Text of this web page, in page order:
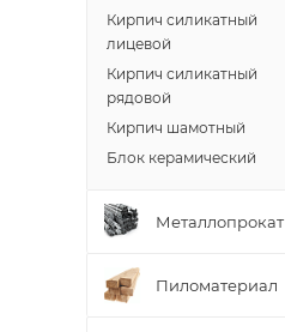
Кирпич силикатный
лицевой
Кирпич силикатный
рядовой
Кирпич шамотный
Блок керамический
Металлопрокат
Пиломатериал